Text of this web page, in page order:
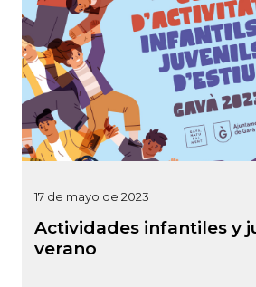
17 de mayo de 2023
Actividades infantiles y
verano